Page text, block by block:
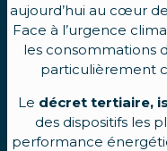
aujourd’hui au cœur
Face à l’urgence
les consommations
particulièrement
Le décret tertiaire,
des dispositifs les
performance